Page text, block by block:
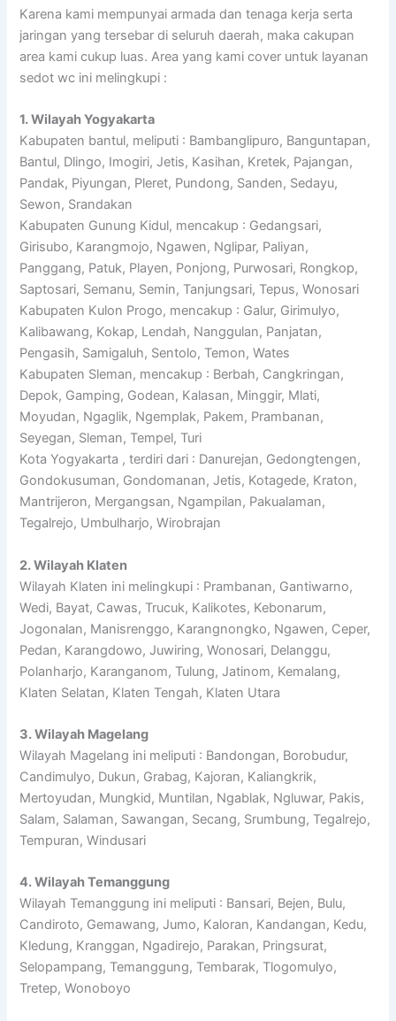
Karena kami mempunyai armada dan tenaga kerja serta
jaringan yang tersebar di seluruh daerah, maka cakupan
area kami cukup luas. Area yang kami cover untuk layanan
sedot wc ini melingkupi :
1. Wilayah Yogyakarta
Kabupaten bantul, meliputi : Bambanglipuro, Banguntapan,
Bantul, Dlingo, Imogiri, Jetis, Kasihan, Kretek, Pajangan,
Pandak, Piyungan, Pleret, Pundong, Sanden, Sedayu,
Sewon, Srandakan
Kabupaten Gunung Kidul, mencakup : Gedangsari,
Girisubo, Karangmojo, Ngawen, Nglipar, Paliyan,
Panggang, Patuk, Playen, Ponjong, Purwosari, Rongkop,
Saptosari, Semanu, Semin, Tanjungsari, Tepus, Wonosari
Kabupaten Kulon Progo, mencakup : Galur, Girimulyo,
Kalibawang, Kokap, Lendah, Nanggulan, Panjatan,
Pengasih, Samigaluh, Sentolo, Temon, Wates
Kabupaten Sleman, mencakup : Berbah, Cangkringan,
Depok, Gamping, Godean, Kalasan, Minggir, Mlati,
Moyudan, Ngaglik, Ngemplak, Pakem, Prambanan,
Seyegan, Sleman, Tempel, Turi
Kota Yogyakarta , terdiri dari : Danurejan, Gedongtengen,
Gondokusuman, Gondomanan, Jetis, Kotagede, Kraton,
Mantrijeron, Mergangsan, Ngampilan, Pakualaman,
Tegalrejo, Umbulharjo, Wirobrajan
2. Wilayah Klaten
Wilayah Klaten ini melingkupi : Prambanan, Gantiwarno,
Wedi, Bayat, Cawas, Trucuk, Kalikotes, Kebonarum,
Jogonalan, Manisrenggo, Karangnongko, Ngawen, Ceper,
Pedan, Karangdowo, Juwiring, Wonosari, Delanggu,
Polanharjo, Karanganom, Tulung, Jatinom, Kemalang,
Klaten Selatan, Klaten Tengah, Klaten Utara
3. Wilayah Magelang
Wilayah Magelang ini meliputi : Bandongan, Borobudur,
Candimulyo, Dukun, Grabag, Kajoran, Kaliangkrik,
Mertoyudan, Mungkid, Muntilan, Ngablak, Ngluwar, Pakis,
Salam, Salaman, Sawangan, Secang, Srumbung, Tegalrejo,
Tempuran, Windusari
4. Wilayah Temanggung
Wilayah Temanggung ini meliputi : Bansari, Bejen, Bulu,
Candiroto, Gemawang, Jumo, Kaloran, Kandangan, Kedu,
Kledung, Kranggan, Ngadirejo, Parakan, Pringsurat,
Selopampang, Temanggung, Tembarak, Tlogomulyo,
Tretep, Wonoboyo